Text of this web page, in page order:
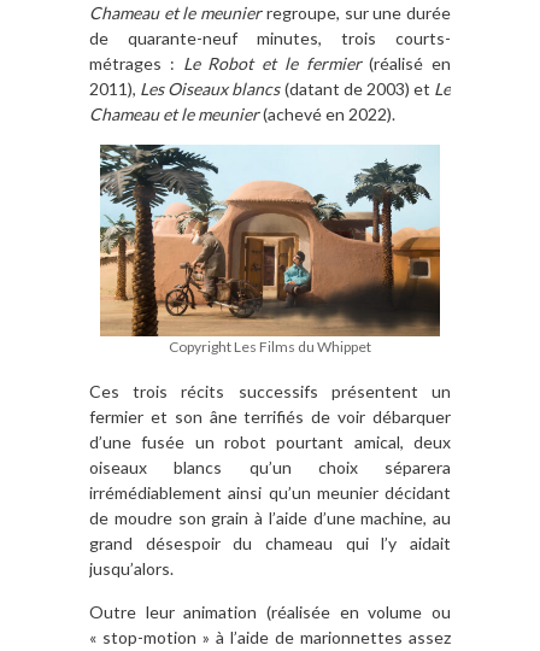
Chameau et le meunierregroupe, sur une durée
de quarante-neuf minutes, trois courts-
métrages : Le Robot et le fermier(réalisé en
2011), Les Oiseaux blancs(datant de 2003) et Le
Chameau et le meunier(achevé en 2022).
Copyright Les Films du Whippet
Ces trois récits successifs présentent un
fermier et son âne terrifiés de voir débarquer
d’une fusée un robot pourtant amical, deux
oiseaux blancs qu’un choix séparera
irrémédiablement ainsi qu’un meunier décidant
de moudre son grain à l’aide d’une machine, au
grand désespoir du chameau qui l’y aidait
jusqu’alors.
Outre leur animation (réalisée en volume ou
« stop-motion » à l’aide de marionnettes assez